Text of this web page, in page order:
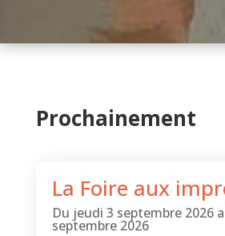
Prochainement
La Foire aux
Du jeudi 3 septembre 2026
septembre 2026